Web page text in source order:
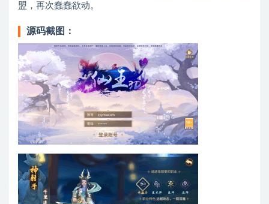
盟，再次蠢蠢欲动。
源码截图：